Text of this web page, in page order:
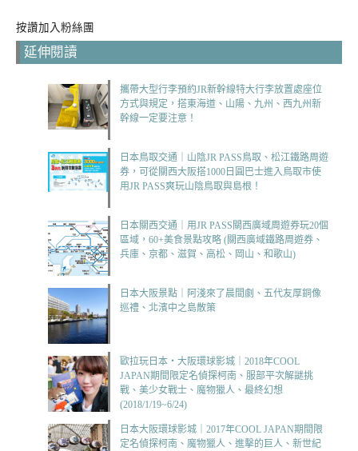
按讚加入粉絲團
延伸閱讀
攜帶大型行李預約JR新幹線特大行李放置處座位
方式與規定，搭東海道、山陽、九州、西九州新
幹線一定要注意！
日本鳥取交通｜山陰JR PASS鳥取、松江鐵路周遊
券，可從關西大阪搭1000日圓巴士進入鳥取市使
用JR PASS爽玩山陰鳥取與島根！
日本關西交通｜用JR PASS關西廣域周遊券玩20個
區域，60+美食景點攻略 (關西廣域鐵路周遊券、
兵庫、京都、滋賀、高松、岡山、和歌山)
日本大阪景點｜阿淺來了晨間劇、五代友厚銅像
巡禮、北濱中之島散策
歐拉玩日本‧大阪環球影城｜2018年COOL
JAPAN期間限定名偵探柯南、服部平次解謎挑
戰、美少女戰士、魔物獵人、最終幻想
(2018/1/19~6/24)
日本大阪環球影城｜2017年COOL JAPAN期間限
定名偵探柯南、魔物獵人、進擊的巨人、新世紀